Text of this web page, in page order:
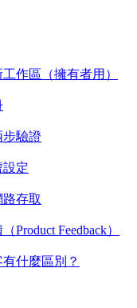
作區（擁有者用）
驗證
設定
存取
Product Feedback）
什麼區別？